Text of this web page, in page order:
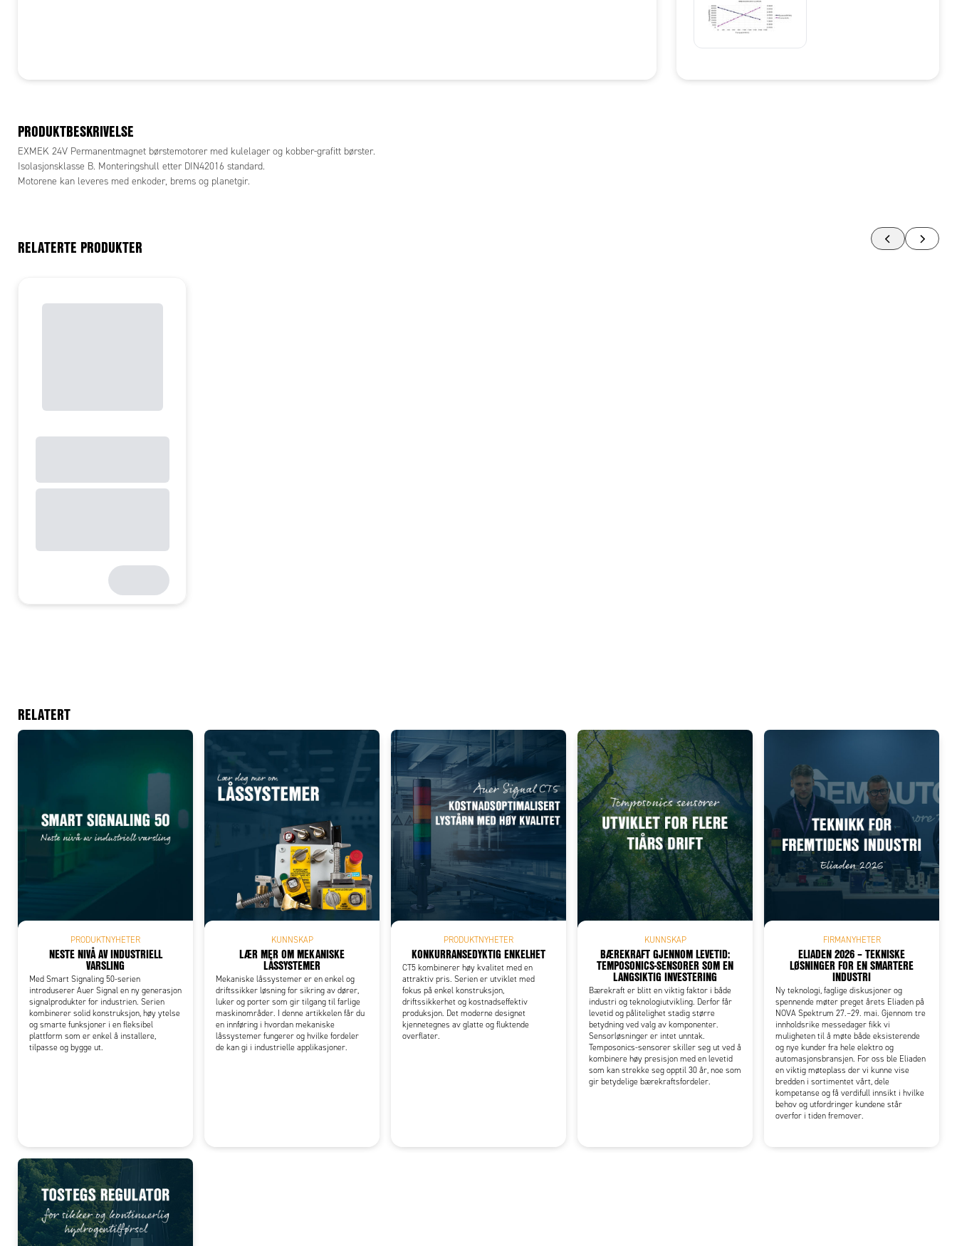
PRODUKTBESKRIVELSE
EXMEK 24V Permanentmagnet børstemotorer med kulelager og kobber-grafitt børster.
Isolasjonsklasse B. Monteringshull etter DIN42016 standard.
Motorene kan leveres med enkoder, brems og planetgir.
RELATERTE PRODUKTER
Add to existing cart row Add as new cart row
RELATERT
PRODUKTNYHETER
NESTE NIVÅ AV INDUSTRIELL
VARSLING
Med Smart Signaling 50-serien
introduserer Auer Signal en ny generasjon
signalprodukter for industrien. Serien
kombinerer solid konstruksjon, høy ytelse
og smarte funksjoner i en fleksibel
plattform som er enkel å installere,
tilpasse og bygge ut.
KUNNSKAP
LÆR MER OM MEKANISKE
LÅSSYSTEMER
Mekaniske låssystemer er en enkel og
driftssikker løsning for sikring av dører,
luker og porter som gir tilgang til farlige
maskinområder. I denne artikkelen får du
en innføring i hvordan mekaniske
låssystemer fungerer og hvilke fordeler
de kan gi i industrielle applikasjoner.
PRODUKTNYHETER
KONKURRANSEDYKTIG ENKELHET
CT5 kombinerer høy kvalitet med en
attraktiv pris. Serien er utviklet med
fokus på enkel konstruksjon,
driftssikkerhet og kostnadseffektiv
produksjon. Det moderne designet
kjennetegnes av glatte og fluktende
overflater.
KUNNSKAP
BÆREKRAFT GJENNOM LEVETID:
TEMPOSONICS-SENSORER SOM EN
LANGSIKTIG INVESTERING
Bærekraft er blitt en viktig faktor i både
industri og teknologiutvikling. Derfor får
levetid og pålitelighet stadig større
betydning ved valg av komponenter.
Sensorløsninger er intet unntak.
Temposonics-sensorer skiller seg ut ved å
kombinere høy presisjon med en levetid
som kan strekke seg opptil 30 år, noe som
gir betydelige bærekraftsfordeler.
FIRMANYHETER
ELIADEN 2026 – TEKNISKE
LØSNINGER FOR EN SMARTERE
INDUSTRI
Ny teknologi, faglige diskusjoner og
spennende møter preget årets Eliaden på
NOVA Spektrum 27.–29. mai. Gjennom tre
innholdsrike messedager fikk vi
muligheten til å møte både eksisterende
og nye kunder fra hele elektro og
automasjonsbransjen. For oss ble Eliaden
en viktig møteplass der vi kunne vise
bredden i sortimentet vårt, dele
kompetanse og få verdifull innsikt i hvilke
behov og utfordringer kundene står
overfor i tiden fremover.